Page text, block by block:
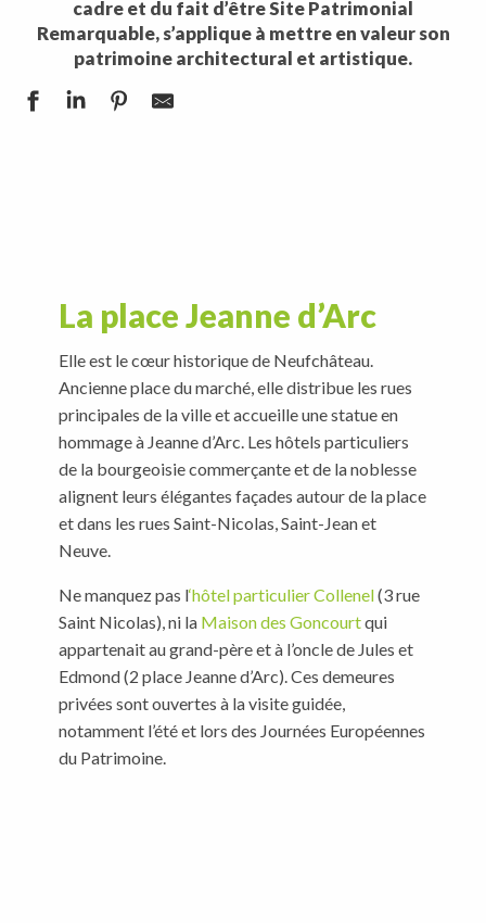
cadre et du fait d’être Site Patrimonial
Remarquable, s’applique à mettre en valeur son
patrimoine architectural et artistique.
La place Jeanne d’Arc
Elle est le cœur historique de Neufchâteau.
Ancienne place du marché, elle distribue les rues
principales de la ville et accueille une statue en
hommage à Jeanne d’Arc. Les hôtels particuliers
de la bourgeoisie commerçante et de la noblesse
alignent leurs élégantes façades autour de la place
et dans les rues Saint-Nicolas, Saint-Jean et
Neuve.
Ne manquez pas l‘hôtel particulier Collenel(3 rue
Saint Nicolas), ni la Maison des Goncourtqui
appartenait au grand-père et à l’oncle de Jules et
Edmond (2 place Jeanne d’Arc). Ces demeures
privées sont ouvertes à la visite guidée,
notamment l’été et lors des Journées Européennes
du Patrimoine.